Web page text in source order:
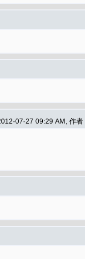
07-27 09:29 AM, 作者